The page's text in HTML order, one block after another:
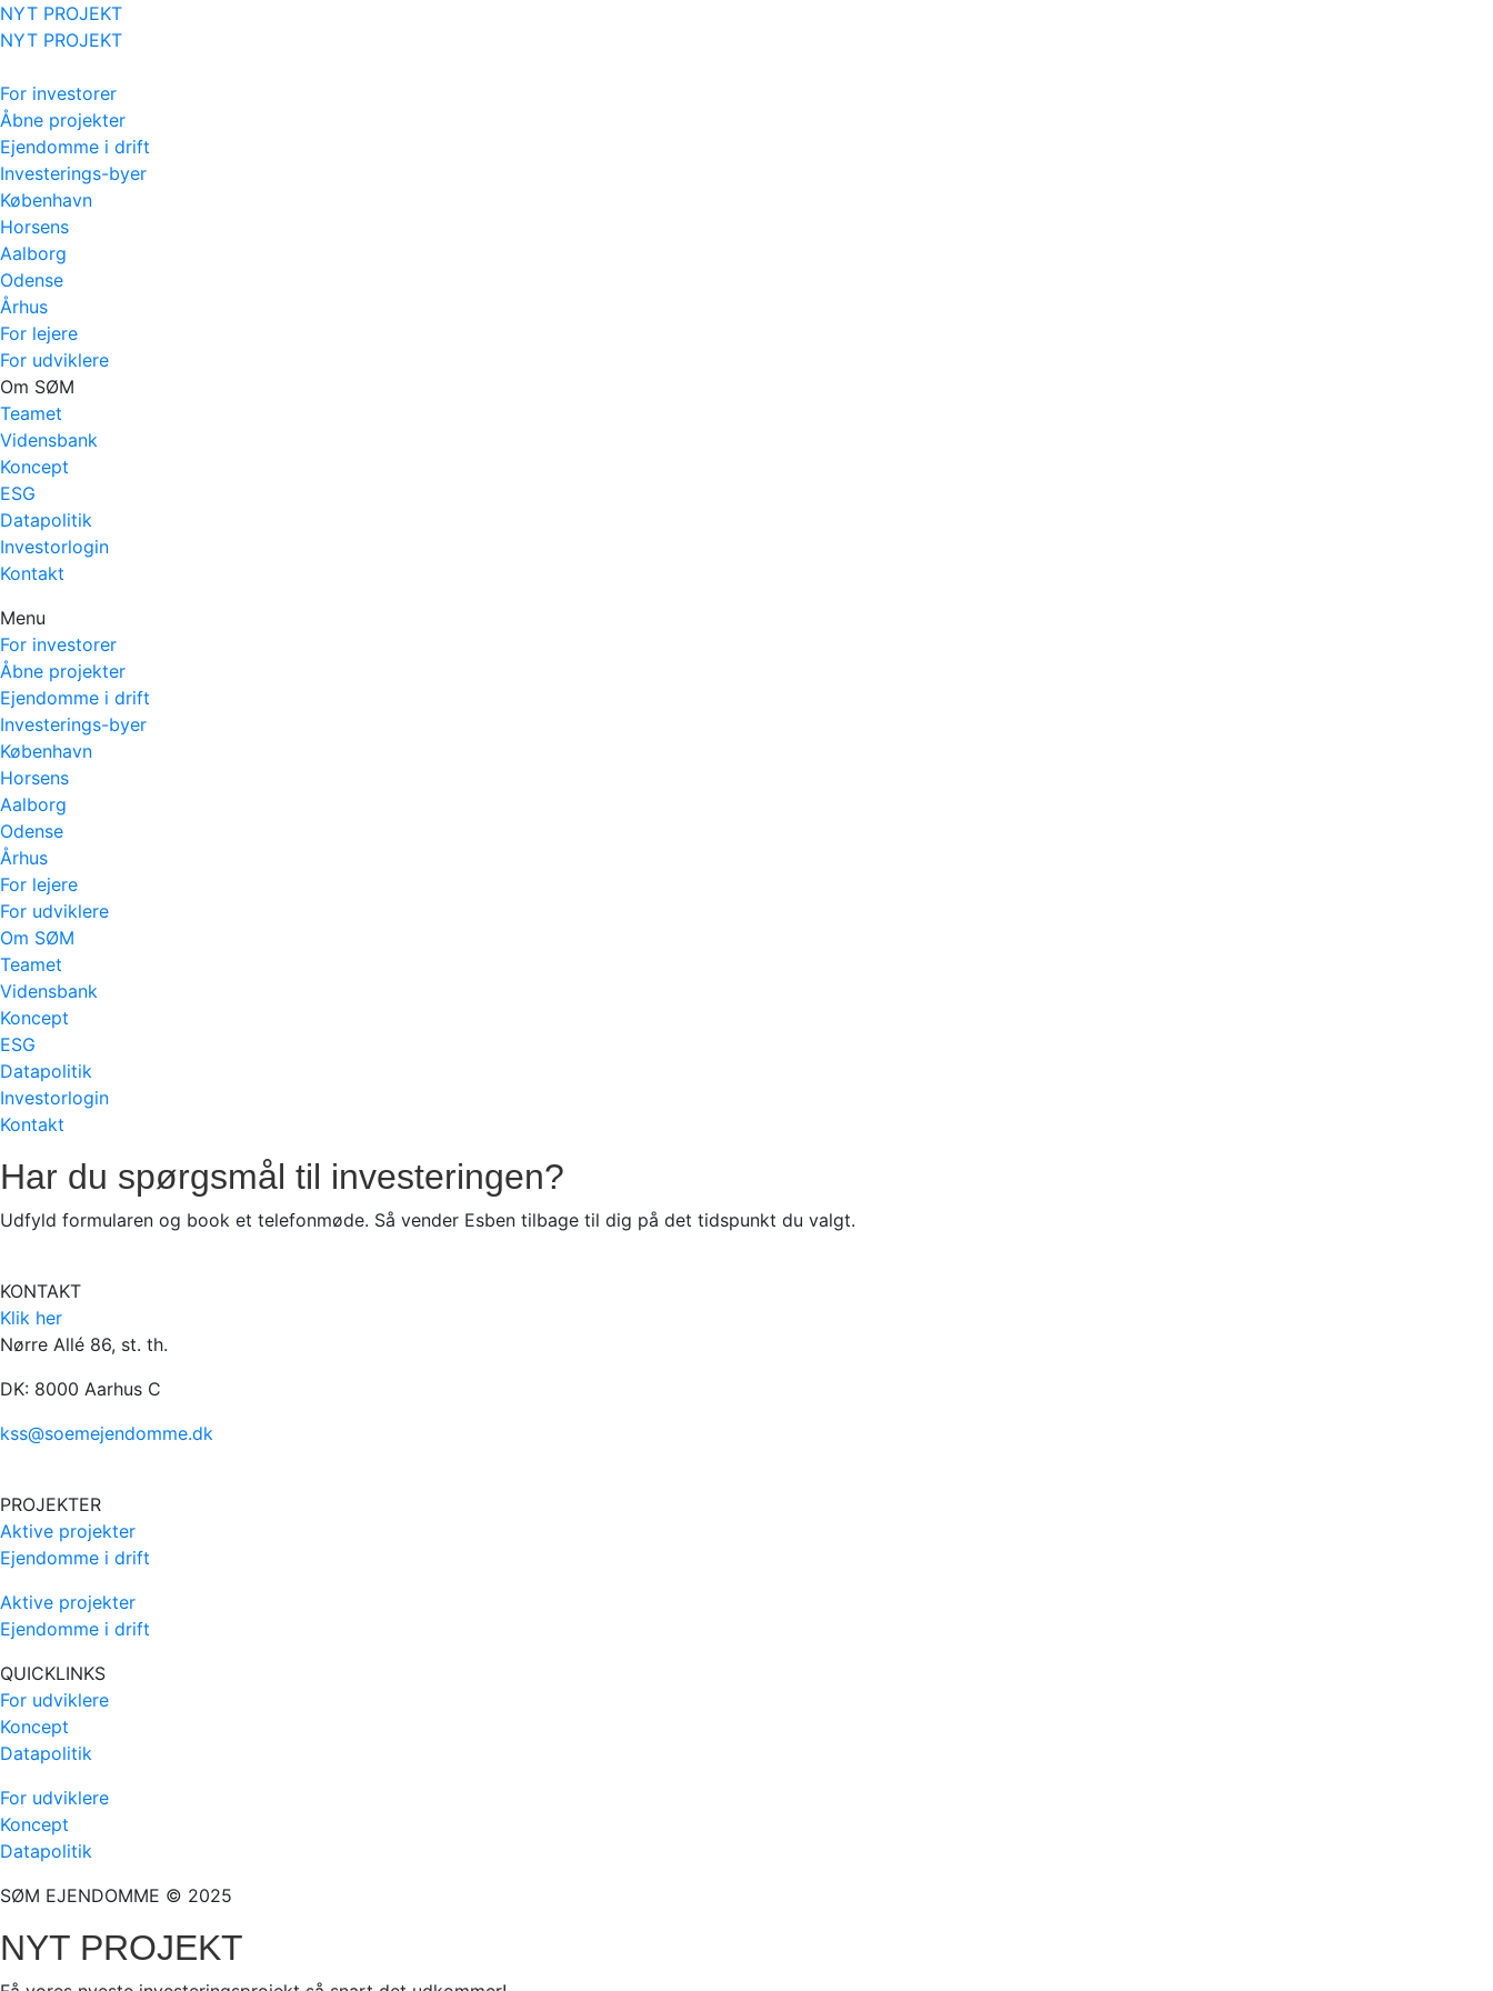
NYT PROJEKT
NYT PROJEKT
For investorer
Åbne projekter
Ejendomme i drift
Investerings-byer
København
Horsens
Aalborg
Odense
Århus
For lejere
For udviklere
Om SØM
Teamet
Vidensbank
Koncept
ESG
Datapolitik
Investorlogin
Kontakt
Menu
For investorer
Åbne projekter
Ejendomme i drift
Investerings-byer
København
Horsens
Aalborg
Odense
Århus
For lejere
For udviklere
Om SØM
Teamet
Vidensbank
Koncept
ESG
Datapolitik
Investorlogin
Kontakt
Har du spørgsmål til investeringen?
Udfyld formularen og book et telefonmøde. Så vender Esben tilbage til dig på det tidspunkt du valgt.
KONTAKT
Klik her
Nørre Allé 86, st. th.
DK: 8000 Aarhus C
kss@soemejendomme.dk
PROJEKTER
Aktive projekter
Ejendomme i drift
Aktive projekter
Ejendomme i drift
QUICKLINKS
For udviklere
Koncept
Datapolitik
For udviklere
Koncept
Datapolitik
SØM EJENDOMME © 2025
NYT PROJEKT